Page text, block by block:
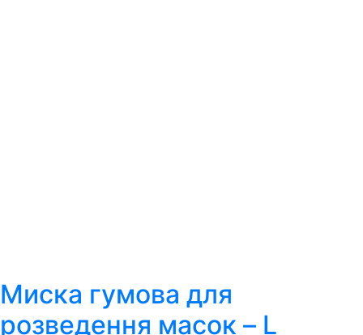
Миска гумова для
розведення масок – L